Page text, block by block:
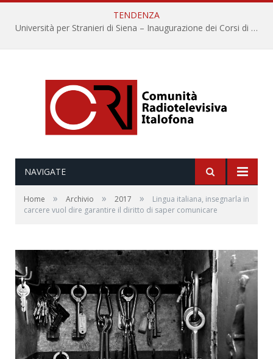
TENDENZA
Università per Stranieri di Siena – Inaugurazione dei Corsi di Lingua e Cultura Italiana, 109a annata
NAVIGATE
Home » Archivio » 2017 »
Lingua italiana, insegnarla in
carcere vuol dire garantire il diritto di saper comunicare